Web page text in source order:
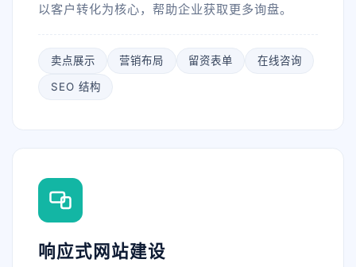
以客户转化为核心，帮助企业获取更多询盘。
卖点展示 营销布局 留资表单 在线咨询
SEO 结构
响应式网站建设